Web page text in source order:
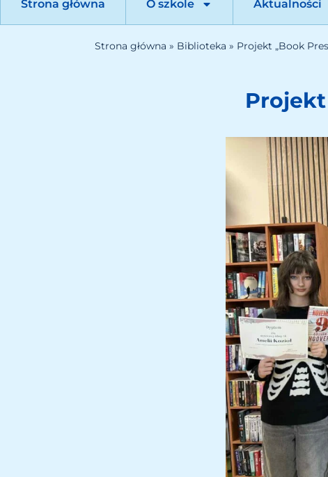
Strona główna O szkole Aktualności
Strona główna » Biblioteka » Projekt „Book